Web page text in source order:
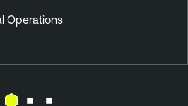
Operations